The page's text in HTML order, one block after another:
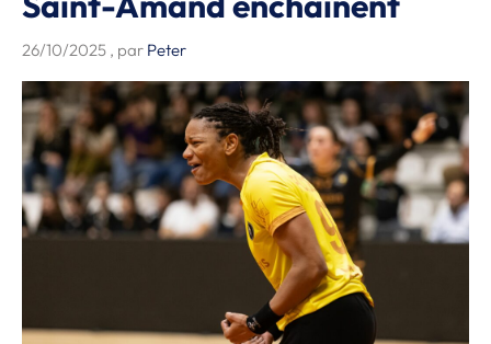
26/10/2025 , par Peter